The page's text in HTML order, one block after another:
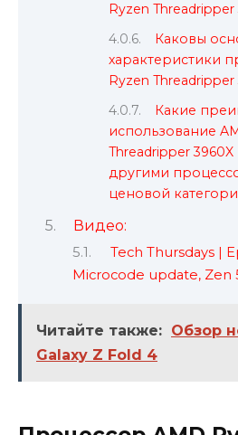
Ryzen Threadripper
Каковы
характеристики
Ryzen Threadripper
Какие
использование
Threadripper
другими
ценовой
Видео:
Tech Thursdays |
Microcode update, Zen
Читайте также: Обзор
Galaxy Z Fold 4